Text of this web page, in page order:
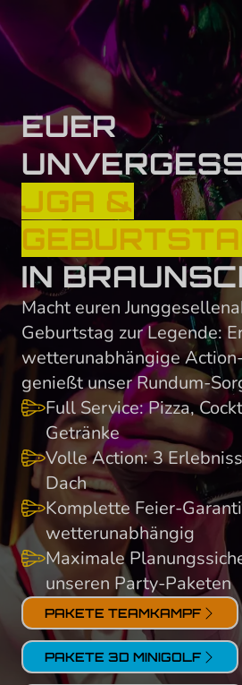
HAUPTINHALT
SPRINGEN
EUER
JGA &
IN
Macht euren
Geburtstag zur Legende:
wetterunabhängige
genießt unser Rundum-
Full Service: Pizza,
Getränke
Volle Action: 3
Dach
Komplette Feier-
wetterunabhängig
Maximale
unseren Party-Paketen
PAKETE TEAMKAMPF
PAKETE 3D MINIGOLF